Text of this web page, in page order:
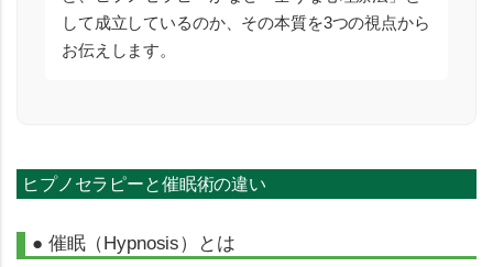
して成立しているのか、その本質を3つの視点から
お伝えします。
ヒプノセラピーと催眠術の違い
● 催眠（Hypnosis）とは